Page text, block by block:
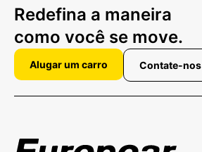
Redefina a maneira
como você se move.
Alugar um carro Contate-nos